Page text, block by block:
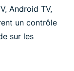
Android TV,
un contrôle
sur les